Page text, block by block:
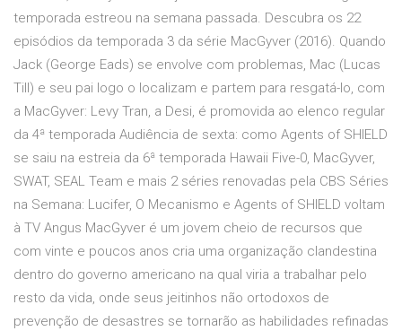
temporada estreou na semana passada. Descubra os 22
episódios da temporada 3 da série MacGyver (2016). Quando
Jack (George Eads) se envolve com problemas, Mac (Lucas
Till) e seu pai logo o localizam e partem para resgatá-lo, com
a MacGyver: Levy Tran, a Desi, é promovida ao elenco regular
da 4ª temporada Audiência de sexta: como Agents of SHIELD
se saiu na estreia da 6ª temporada Hawaii Five-0, MacGyver,
SWAT, SEAL Team e mais 2 séries renovadas pela CBS Séries
na Semana: Lucifer, O Mecanismo e Agents of SHIELD voltam
à TV Angus MacGyver é um jovem cheio de recursos que
com vinte e poucos anos cria uma organização clandestina
dentro do governo americano na qual viria a trabalhar pelo
resto da vida, onde seus jeitinhos não ortodoxos de
prevenção de desastres se tornarão as habilidades refinadas